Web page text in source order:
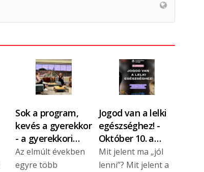
Sok a program,
kevés a gyerekkor
- a gyerekkori…
Az elmúlt években
egyre több
Jogod van a lelki
egészséghez! -
Október 10. a…
Mit jelent ma „jól
lenni”? Mit jelent a